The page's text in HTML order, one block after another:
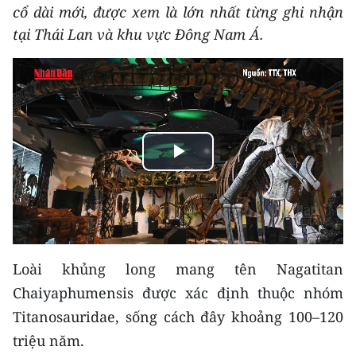
PHÁP LUẬT
THẾ GIỚI
THỂ THAO
GIÁO DỤC
Y TẾ
KHOA HỌC - CÔNG NGHỆ
MÔI TRƯỜNG
BẠN ĐỌC
cổ dài mới, được xem là lớn nhất từng ghi nhận
tại Thái Lan và khu vực Đông Nam Á.
Play
Video
Loài khủng long mang tên Nagatitan
Chaiyaphumensis được xác định thuộc nhóm
Titanosauridae, sống cách đây khoảng 100–120
triệu năm.